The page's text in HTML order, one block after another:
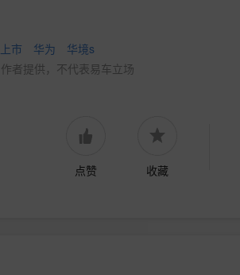
上市 华为
华境s
者提供，不代表易车立场
点赞 收藏